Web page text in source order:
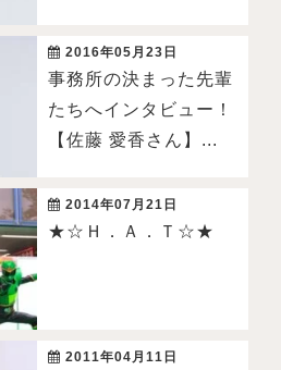
2016年05月23日
事務所の決まった先輩
たちへインタビュー！
【佐藤 愛香さん】...
2014年07月21日
★☆Ｈ．Ａ．Ｔ☆★
2011年04月11日